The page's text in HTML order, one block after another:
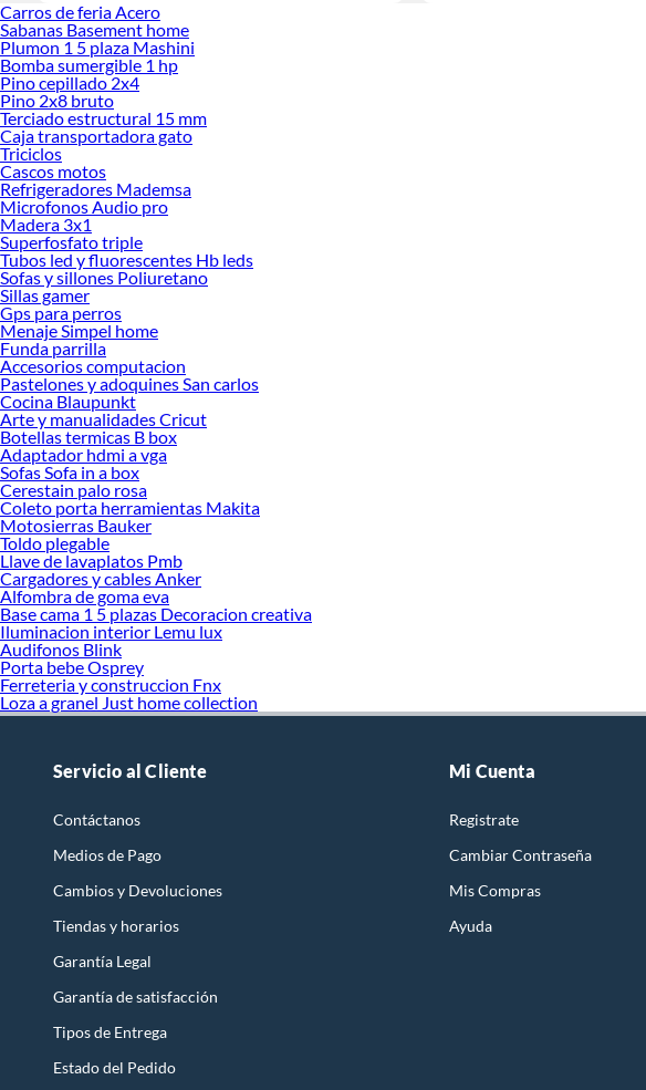
Carros de feria Acero
Sabanas Basement home
Plumon 1 5 plaza Mashini
Bomba sumergible 1 hp
Pino cepillado 2x4
Pino 2x8 bruto
Terciado estructural 15 mm
Caja transportadora gato
Triciclos
Cascos motos
Refrigeradores Mademsa
Microfonos Audio pro
Madera 3x1
Superfosfato triple
Tubos led y fluorescentes Hb leds
Sofas y sillones Poliuretano
Sillas gamer
Gps para perros
Menaje Simpel home
Funda parrilla
Accesorios computacion
Pastelones y adoquines San carlos
Cocina Blaupunkt
Arte y manualidades Cricut
Botellas termicas B box
Adaptador hdmi a vga
Sofas Sofa in a box
Cerestain palo rosa
Coleto porta herramientas Makita
Motosierras Bauker
Toldo plegable
Llave de lavaplatos Pmb
Cargadores y cables Anker
Alfombra de goma eva
Base cama 1 5 plazas Decoracion creativa
Iluminacion interior Lemu lux
Audifonos Blink
Porta bebe Osprey
Ferreteria y construccion Fnx
Loza a granel Just home collection
Servicio al Cliente
Contáctanos
Medios de Pago
Cambios y Devoluciones
Tiendas y horarios
Garantía Legal
Garantía de satisfacción
Tipos de Entrega
Estado del Pedido
Mi Cuenta
Registrate
Cambiar Contraseña
Mis Compras
Ayuda